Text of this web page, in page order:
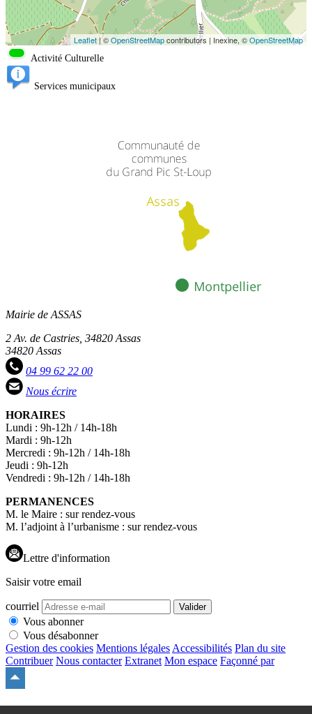
Leaflet| ©OpenStreetMapcontributors | Inexine, ©OpenStreetMap
Activité Culturelle
Services municipaux
Mairie de ASSAS
2 Av. de Castries, 34820 Assas
34820 Assas
04 99 62 22 00
Nous écrire
HORAIRES
Lundi : 9h-12h / 14h-18h
Mardi : 9h-12h
Mercredi : 9h-12h / 14h-18h
Jeudi : 9h-12h
Vendredi : 9h-12h / 14h-18h
PERMANENCES
M. le Maire : sur rendez-vous
M. l’adjoint à l’urbanisme : sur rendez-vous
Lettre d'information
Saisir votre email
courriel Valider
Vous abonner
Vous désabonner
Gestion des cookies Mentions légales Accessibilités Plan du site
Contribuer Nous contacter Extranet Mon espace Façonné par